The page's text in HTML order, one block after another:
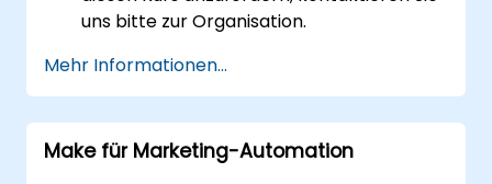
uns bitte zur Organisation.
Mehr Informationen...
Make für Marketing-Automation